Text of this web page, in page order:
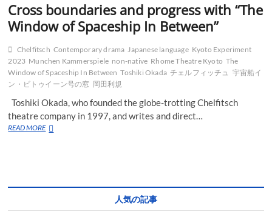
Cross boundaries and progress with “The
Window of Spaceship In Between”
Chelfitsch Contemporary drama Japanese language Kyoto Experiment
2023 Munchen Kammerspiele non-native Rhome Theatre Kyoto The
Window of Spaceship In Between Toshiki Okada チェルフィッチュ 宇宙船イ
ン・ビトゥイーン号の窓 岡田利規
Toshiki Okada, who founded the globe-trotting Chelfitsch
theatre company in 1997, and writes and direct…
READ MORECross
人気の記事